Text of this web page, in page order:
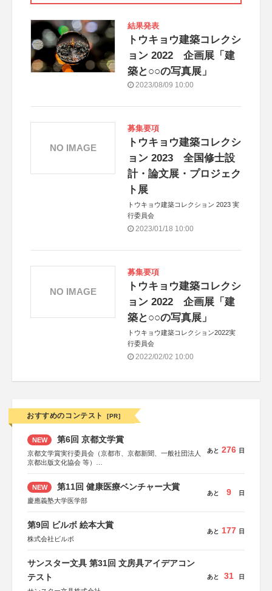
結果発表
トウキョウ建築コレクシ
ョン 2022 企画展「建
築と○○の写真展」
2023/08/09 10:00
募集要項
トウキョウ建築コレクシ
ョン 2023 全国修士設
計・論文展・プロジェク
ト展
トウキョウ建築コレクション 2023 実
行委員会
2023/01/18 10:00
NO IMAGE
募集要項
トウキョウ建築コレクシ
ョン 2022 企画展「建
築と○○の写真展」
トウキョウ建築コレクション2022実
行委員会
2022/02/02 10:00
NO IMAGE
おすすめのコンテスト [PR]
NEW 第6回 京都文学賞
京都文学賞実行委員会（京都市、京都新聞、一般社団法人
京都出版文化協会 等）
KADOKAWA、河出書房新社、幻冬舎、講談社、光文社、
集英社、小学館、祥伝社、新潮社、淡交社、ちいさいミシ
マ社、徳間書店、早川書房、PHP研究所、双葉社、文藝春
あと 276 日
NEW 第11回 健康医療ベンチャー大賞
慶應義塾大学医学部
あと 9 日
第9回 ビルボ 絵本大賞
株式会社ビルボ
あと 177 日
サンスター文具 第31回 文房具アイデアコン
テスト
あと 31 日